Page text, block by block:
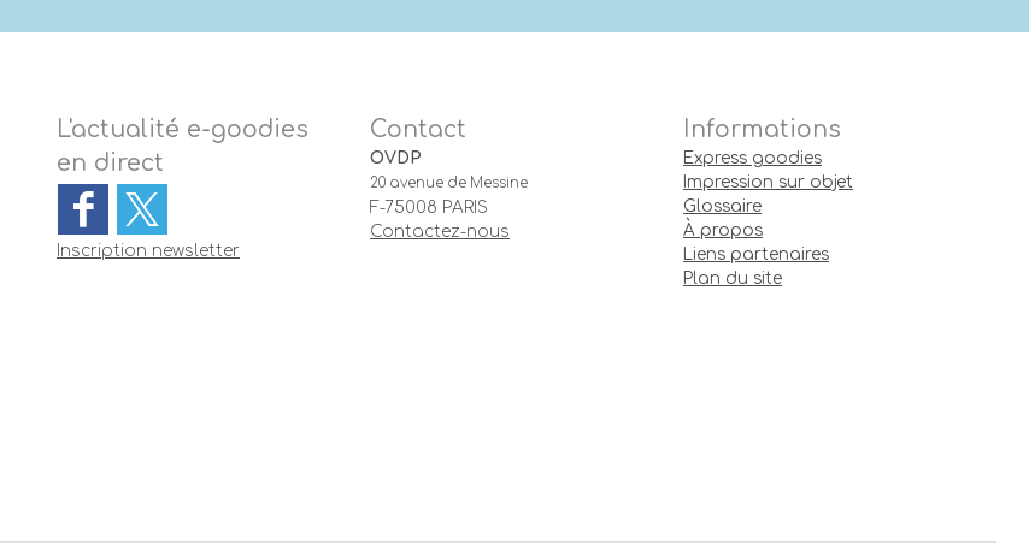
L'actualité e-goodies
en direct
Inscription newsletter
Contact
OVDP
20 avenue de Messine
F-75008 PARIS
Contactez-nous
Informations
Express goodies
Impression sur objet
Glossaire
À propos
Liens partenaires
Plan du site